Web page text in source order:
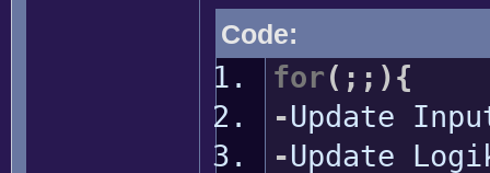
Code:
for( ;; ){
-Update
-Update